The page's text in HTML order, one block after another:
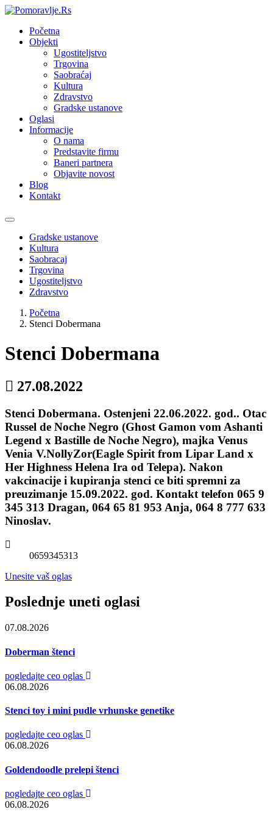
Početna
Objekti
Ugostiteljstvo
Trgovina
Saobraćaj
Kultura
Zdravstvo
Gradske ustanove
Oglasi
Informacije
O nama
Predstavite firmu
Baneri partnera
Objavite novost
Blog
Kontakt
Toggle
navigationGradske ustanove
Kultura
Saobracaj
Trgovina
Ugostiteljstvo
Zdravstvo
Početna
Stenci Dobermana
Stenci Dobermana
27.08.2022
Stenci Dobermana. Ostenjeni 22.06.2022. god.. Otac
Russel de Noche Negro (Ghost Gamon vom Ashanti
Legend x Bastille de Noche Negro), majka Venus
Venia V.NollyZor(Eagle Spirit from Lipar Land x
Her Highness Helena Ira od Telepa). Nakon
vakcinacije i kupiranja stenci ce biti spremni za
preuzimanje 15.09.2022. god. Kontakt telefon 065 9
345 313 Dragan, 064 65 81 953 Anja, 064 8 777 633
Ninoslav.
0659345313
Unesite vaš oglas
Poslednje uneti oglasi
07.08.2026
Doberman štenci
pogledajte ceo oglas
06.08.2026
Stenci toy i mini pudle vrhunske genetike
pogledajte ceo oglas
06.08.2026
Goldendoodle prelepi štenci
pogledajte ceo oglas
06.08.2026